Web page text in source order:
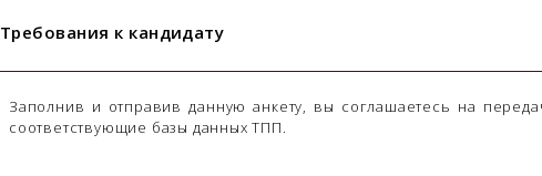
Требования к кандидату
Заполнив и отправив данную анкету, вы соглашаетесь на
соответствующие базы данных ТПП.